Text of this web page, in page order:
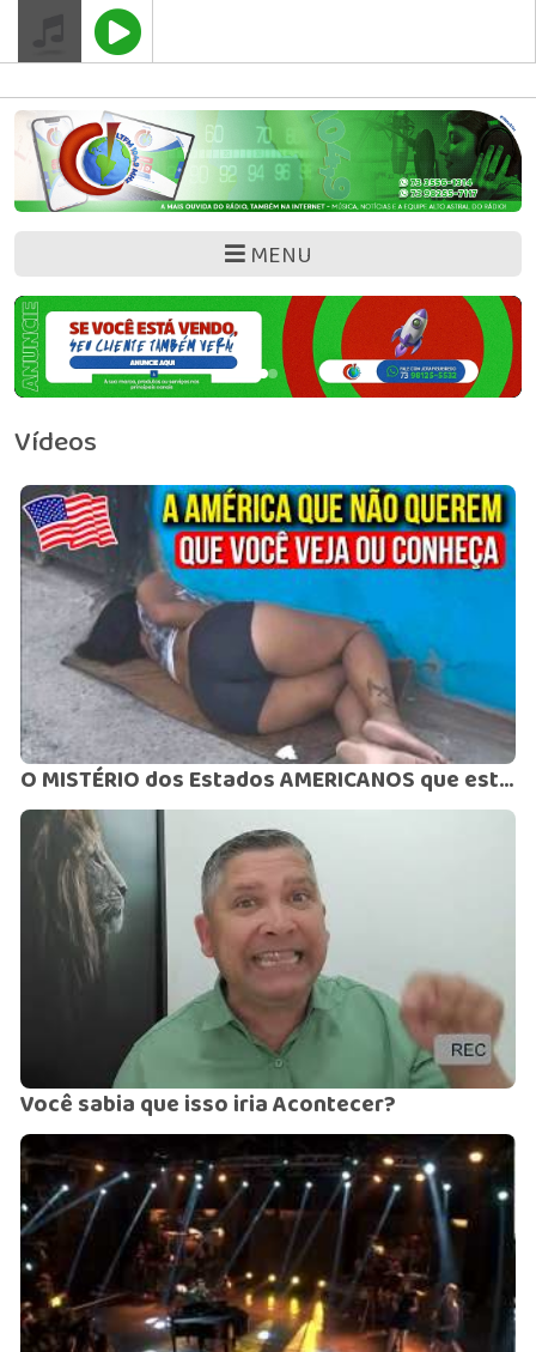
Google Adsense
MENU
Vídeos
O MISTÉRIO dos Estados AMERICANOS que estão À BEIRA DO COLAPSO⚠️​VOCÊ NÃO VAI ACREDITAR, MAS É REAL!
Você sabia que isso iria Acontecer?